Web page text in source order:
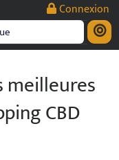
Connexion
meilleures
CBD